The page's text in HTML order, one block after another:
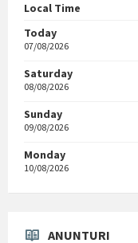
Local Time
Today
07/08/2026
Saturday
08/08/2026
Sunday
09/08/2026
Monday
10/08/2026
ANUNTURI